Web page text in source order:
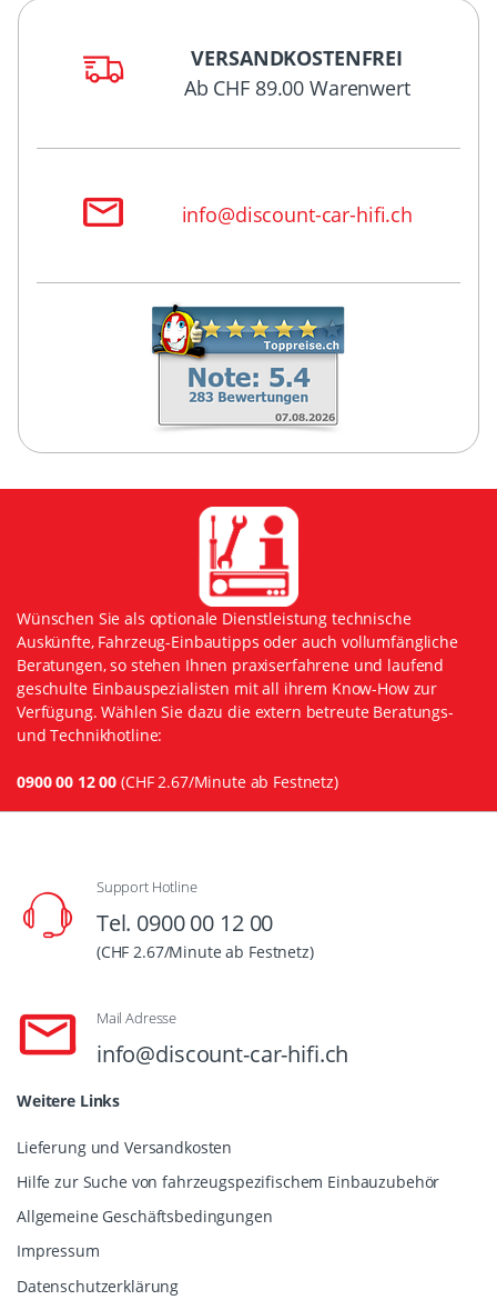
VERSANDKOSTENFREI
Ab CHF 89.00 Warenwert
info@discount-car-hifi.ch
Wünschen Sie als optionale Dienstleistung technische
Auskünfte, Fahrzeug-Einbautipps oder auch vollumfängliche
Beratungen, so stehen Ihnen praxiserfahrene und laufend
geschulte Einbauspezialisten mit all ihrem Know-How zur
Verfügung. Wählen Sie dazu die extern betreute Beratungs-
und Technikhotline:
0900 00 12 00 (CHF 2.67/Minute ab Festnetz)
Support Hotline
Tel. 0900 00 12 00
(CHF 2.67/Minute ab Festnetz)
Mail Adresse
info@discount-car-hifi.ch
Weitere Links
Lieferung und Versandkosten
Hilfe zur Suche von fahrzeugspezifischem Einbauzubehör
Allgemeine Geschäftsbedingungen
Impressum
Datenschutzerklärung